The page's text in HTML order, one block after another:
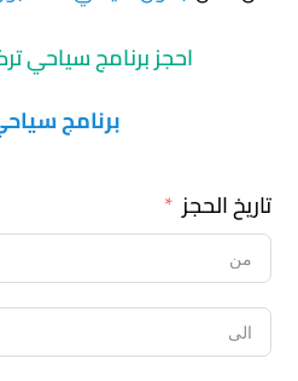
احجز برنامج سياحي
برنامج
تاريخ الحجز